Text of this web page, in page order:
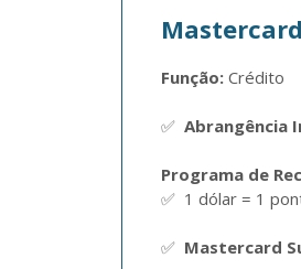
Função: Crédito
✅ Abrangência
Programa de
✅  1 dólar = 1
✅ Mastercard